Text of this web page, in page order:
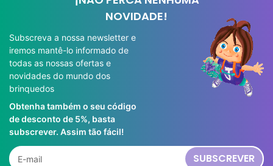
NOVIDADE!
Subscreva a nossa newsletter e
iremos mantê-lo informado de
todas as nossas ofertas e
novidades do mundo dos
brinquedos
Obtenha também o seu código
de desconto de 5%, basta
subscrever. Assim tão fácil!
SUBSCREVER